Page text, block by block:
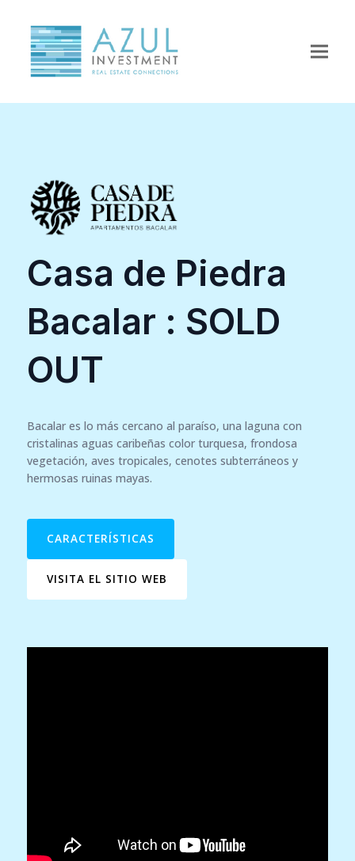
Casa de Piedra
Bacalar : SOLD
OUT
Bacalar es lo más cercano al paraíso, una laguna con
cristalinas aguas caribeñas color turquesa, frondosa
vegetación, aves tropicales, cenotes subterráneos y
hermosas ruinas mayas.
CARACTERÍSTICAS
VISITA EL SITIO WEB